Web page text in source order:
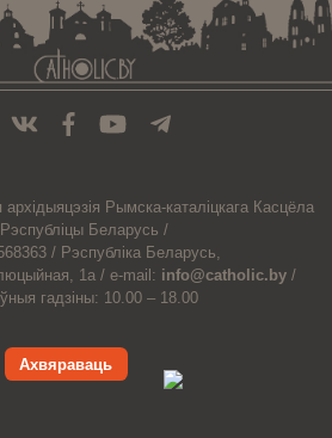
архiдыяцэзiя Рымска-каталіцкага Касцёла
Беларусь /
/ Рэспубліка Беларусь,
1а / e-mail: info@catholic.by /
гадзіны: 10.00 – 18.00
Ахвяраваць